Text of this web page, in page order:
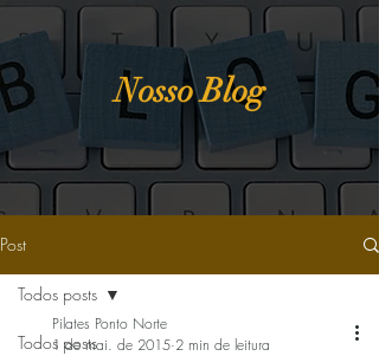
Nosso Blog
Post
Todos posts
Todos posts
Pilates Ponto Norte
1 de mai. de 2015 2 min de leitura